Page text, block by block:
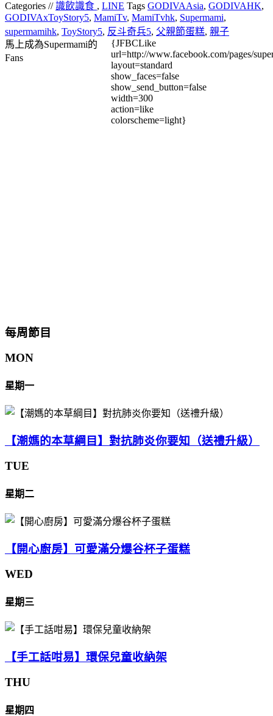
Categories //識飲識食 , LINE Tags GODIVAAsia, GODIVAHK,
GODIVAxToyStory5, MamiTv, MamiTvhk, Supermami,
supermamihk, ToyStory5, 反斗奇兵5, 父親節蛋糕, 親子
馬上成為Supermami的
Fans
{JFBCLike
url=http://www.facebook.com/pages/
layout=standard
show_faces=false
show_send_button=false
width=300
action=like
colorscheme=light}
每周節目
MON
星期一
【潮媽的本草綱目】對抗肺炎你要知（送禮升級）
TUE
星期二
【開心廚房】可愛滿分爆谷杯子蛋糕
WED
星期三
【手工話咁易】環保兒童收納架
THU
星期四